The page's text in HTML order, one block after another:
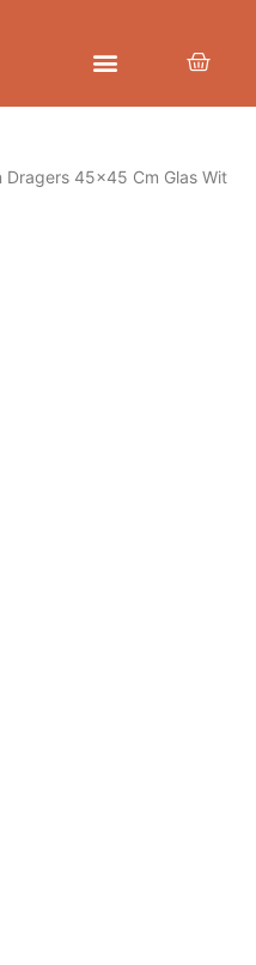
45×45 Cm Glas Wit